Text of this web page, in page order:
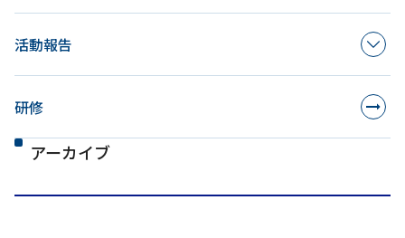
活動報告
研修
アーカイブ